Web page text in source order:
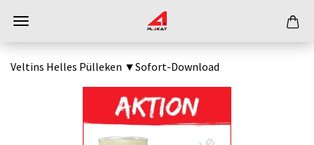
Veltins Helles Pülleken ▼Sofort-Download